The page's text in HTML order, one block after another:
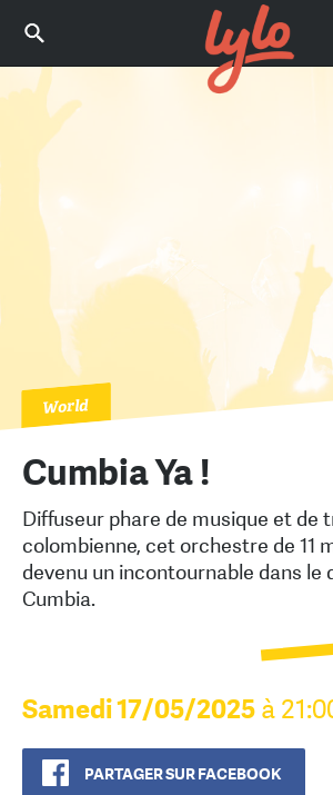
World
Cumbia Ya !
Diffuseur phare de musique et de
colombienne, cet orchestre de 11
devenu un incontournable dans le
Cumbia.
Samedi 17/05/2025 à
PARTAGER SUR FACEBOOK